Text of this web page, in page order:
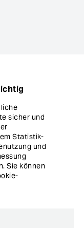
AG
sicher und
Statistik-
und
Sie können